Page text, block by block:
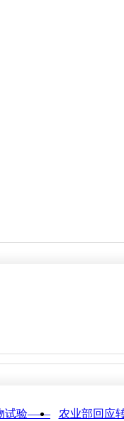
试验——
农业部回应